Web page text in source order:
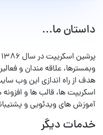
داستان ما...
وبمسترها، علاقه مندان و
هدف از راه اندازی این وب
اسکریپت ها، قالب ها و
آموزش های ویدئویی و
خدمات دیگر